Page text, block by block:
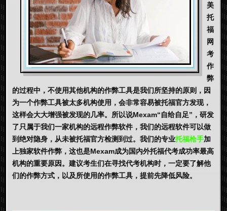
美
托
福
网
考
作
弊
的过程中，不使用其他机构的作弊工具是我们所坚持的原则，因
为一个作弊工具被太多机构使用，会非常容易被托福官方发现，
这样会大大增强被发现的几率。所以说Mexam“自给自足”，研发
了只属于我们一家机构的远程作弊软件，我们的远程软件可以做
到绝对隐身，从未被托福官方检测到过。我们的专业托福枪手加
上独家软件作弊，这也是Mexam成为国内外托福代考成功率最高
机构的重要原因。建议考生们在寻找代考机构时，一定要了解他
们的作弊方式，以及所使用的作弊工具，提前先降低风险。